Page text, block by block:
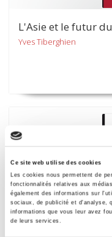
Ce site web utilise des cookies
Les cookies nous permettent de
fonctionnalités relatives aux
également des informations sur
sociaux, de publicité et d'analyse,
informations que vous leur avez
de leurs services.
L'Asie et le futur
Yves Tiberghien